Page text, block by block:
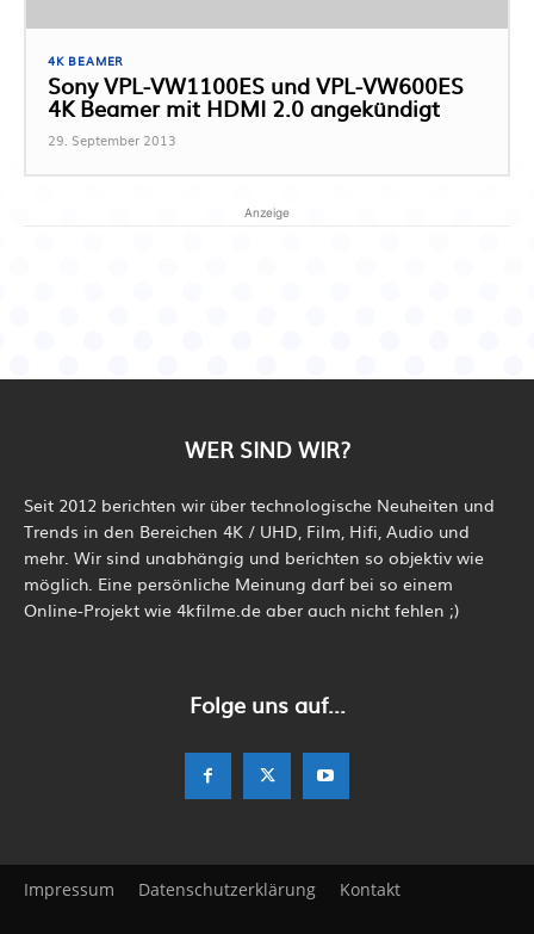
4K BEAMER
Sony VPL-VW1100ES und VPL-VW600ES
4K Beamer mit HDMI 2.0 angekündigt
29. September 2013
Anzeige
WER SIND WIR?
Seit 2012 berichten wir über technologische Neuheiten und
Trends in den Bereichen 4K / UHD, Film, Hifi, Audio und
mehr. Wir sind unabhängig und berichten so objektiv wie
möglich. Eine persönliche Meinung darf bei so einem
Online-Projekt wie 4kfilme.de aber auch nicht fehlen ;)
Folge uns auf...
Impressum Datenschutzerklärung Kontakt